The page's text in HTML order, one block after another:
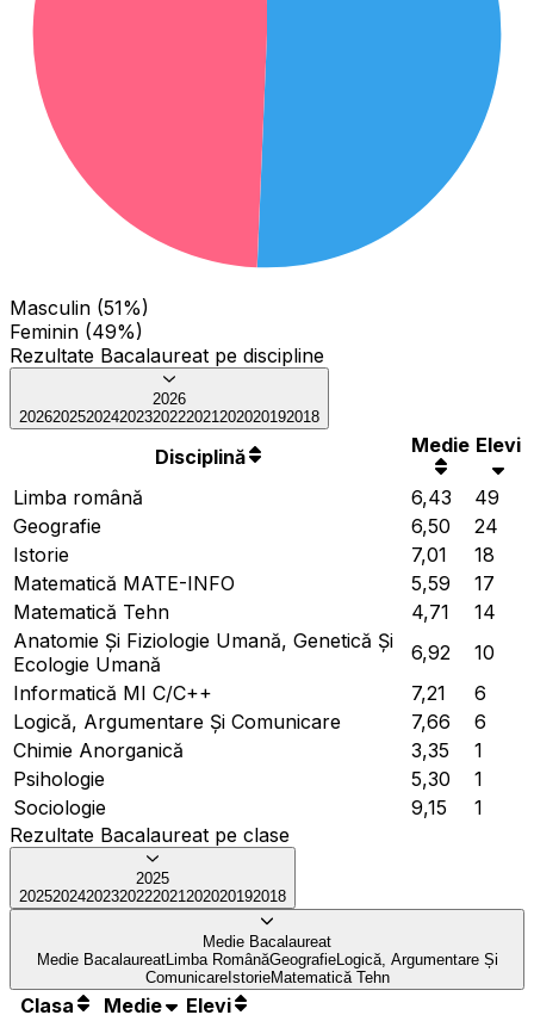
Masculin (51%)
Feminin (49%)
Rezultate Bacalaureat pe discipline
2026
202620252024202320222021 202020192018
Disciplină Medie Elevi
Limba română 6,43
49
Geografie
6,50
24
Istorie
7,01
18
Matematică MATE-INFO
5,59
17
Matematică Tehn
4,71
14
Anatomie Și Fiziologie Umană, Genetică Și
Ecologie Umană
6,92
10
Informatică MI C/C++
7,21
6
Logică, Argumentare Și Comunicare
7,66
6
Chimie Anorganică
3,35
1
Psihologie
5,30
1
Sociologie
9,15
1
Rezultate Bacalaureat pe clase
2025
20252024202320222021202020192018
Medie Bacalaureat
Medie BacalaureatLimba RomânăGeografieLogică, Argumentare Și
ComunicareIstorieMatematică Tehn
Clasa Medie Elevi